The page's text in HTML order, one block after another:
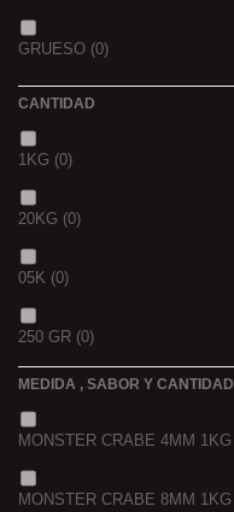
GOLDEN X
GRUESO (0)
CANTIDAD
1KG (0)
20KG (0)
05K (0)
250 GR (0)
MEDIDA , SABOR Y CANTIDAD
MONSTER CRABE 4MM 1KG
MONSTER CRABE 8MM 1KG